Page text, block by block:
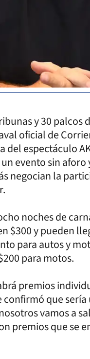
y 30 palcos
oficial de
del espectáculo
evento sin aforo
negocian la
noches de
$300 y pueden
para autos y
para motos.
premios
confirmó que
vamos a
premios que se